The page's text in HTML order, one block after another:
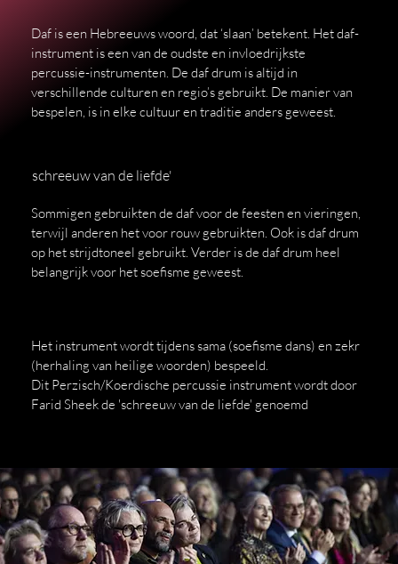
Daf is een Hebreeuws woord, dat ‘slaan’ betekent. Het daf-
instrument is een van de oudste en invloedrijkste
percussie-instrumenten. De daf drum is altijd in
verschillende culturen en regio’s gebruikt. De manier van
bespelen, is in elke cultuur en traditie anders geweest.
schreeuw van de liefde'
Sommigen gebruikten de daf voor de feesten en vieringen,
terwijl anderen het voor rouw gebruikten. Ook is daf drum
op het strijdtoneel gebruikt. Verder is de daf drum heel
belangrijk voor het soefisme geweest.
Het instrument wordt tijdens sama (soefisme dans) en zekr
(herhaling van heilige woorden) bespeeld.
Dit Perzisch/Koerdische percussie instrument wordt door
Farid Sheek de 'schreeuw van de liefde' genoemd